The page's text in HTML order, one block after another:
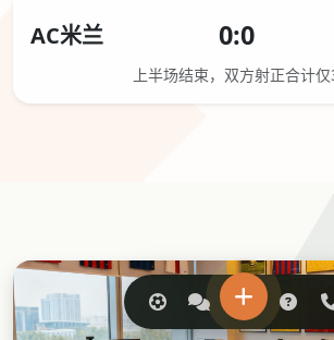
AC米兰 0:0
上半场结束，双方射正合计